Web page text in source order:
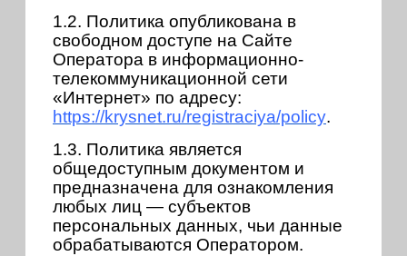
1.2. Политика опубликована в
свободном доступе на Сайте
Оператора в информационно-
телекоммуникационной сети
«Интернет» по адресу:
https://krysnet.ru/registraciya/policy.
1.3. Политика является
общедоступным документом и
предназначена для ознакомления
любых лиц — субъектов
персональных данных, чьи данные
обрабатываются Оператором.